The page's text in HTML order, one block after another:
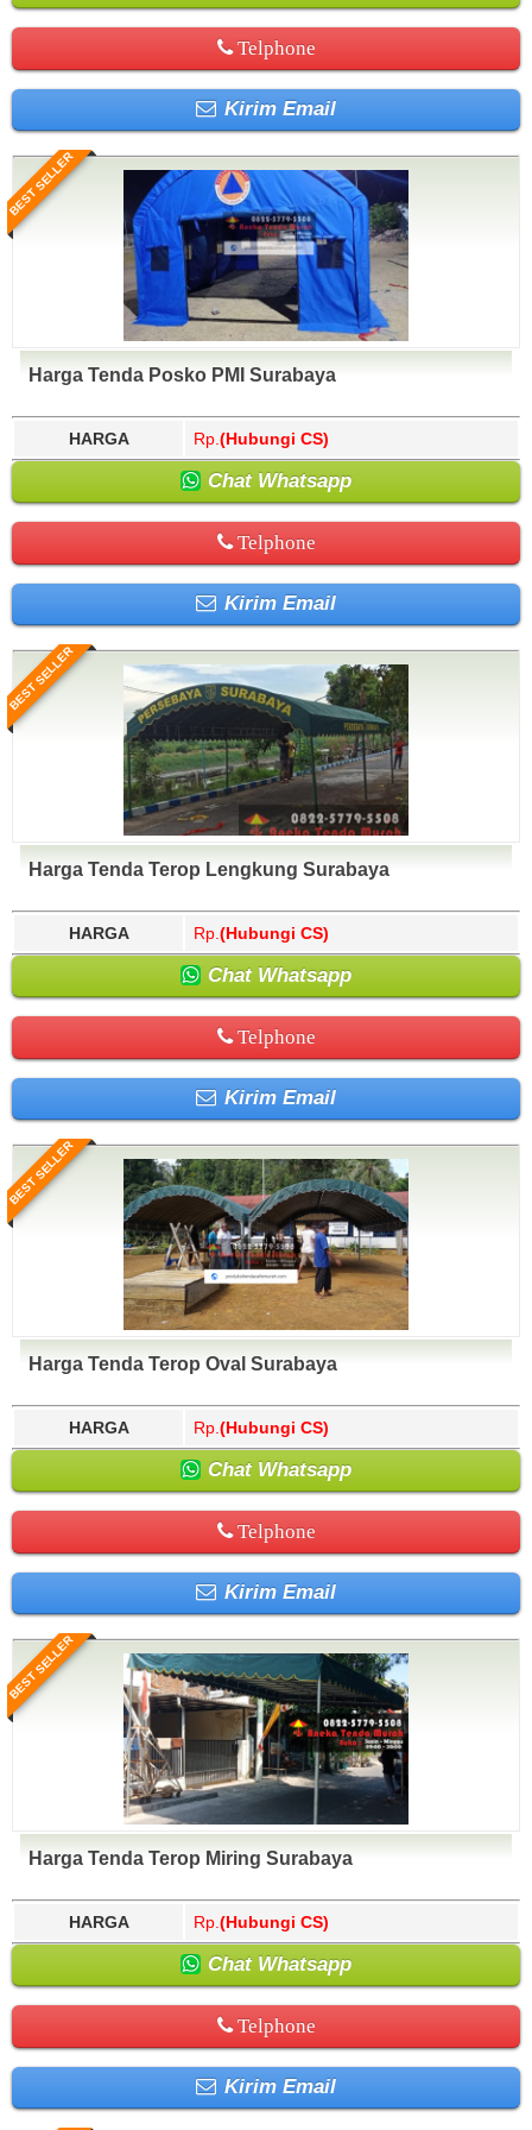
Telphone
Kirim Email
BEST SELLER
Harga Tenda Posko PMI Surabaya
HARGA Rp. (Hubungi CS)
Chat Whatsapp
Telphone
Kirim Email
BEST SELLER
Harga Tenda Terop Lengkung Surabaya
HARGA Rp. (Hubungi CS)
Chat Whatsapp
Telphone
Kirim Email
BEST SELLER
Harga Tenda Terop Oval Surabaya
HARGA Rp. (Hubungi CS)
Chat Whatsapp
Telphone
Kirim Email
BEST SELLER
Harga Tenda Terop Miring Surabaya
HARGA Rp. (Hubungi CS)
Chat Whatsapp
Telphone
Kirim Email